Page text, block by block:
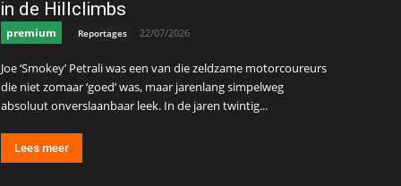
in de Hillclimbs
premium Reportages 22/07/2026
Joe ‘Smokey’ Petrali was een van die zeldzame motorcoureurs
die niet zomaar ‘goed’ was, maar jarenlang simpelweg
absoluut onverslaanbaar leek. In de jaren twintig...
Lees meer